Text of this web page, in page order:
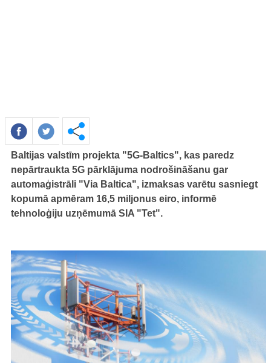
Baltijas valstīm projekta "5G-Baltics", kas paredz
nepārtraukta 5G pārklājuma nodrošināšanu gar
automaģistrāli "Via Baltica", izmaksas varētu sasniegt
kopumā apmēram 16,5 miljonus eiro, informē
tehnoloģiju uzņēmumā SIA "Tet".